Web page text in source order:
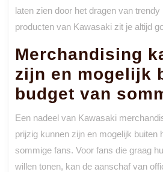
laten zien door het dragen van
producten van Kawasaki zit je altijd
Merchandising
zijn en mogelijk
budget van
Een nadeel van Kawasaki
prijzig kunnen zijn en mogelijk buiten
sommige fans. Voor fans die graag
willen tonen, kan de aanschaf van